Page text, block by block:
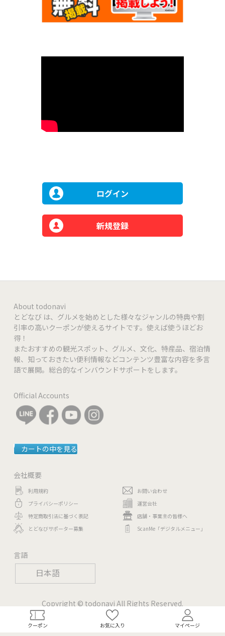
日本語
クーポン お気に入り マイページ
ログイン
新規登録
About todonavi
とどなび は、グルメを始めとした様々なジャンルの特典や割
引率の高いクーポンが使えるサイトです。使えば使うほどお
得！
またおすすめの観光スポット、グルメ、文化、特産品、宿泊情
報、知っておきたい便利情報などコンテンツ豊富な内容を多言
語で展開。総合的なインバウンドサポートをします。
Official Accounts
カートの中を見る
会社概要
利用規約
プライバシーポリシー
特定商取引法に基づく表記
とどなびサポーター募集
お問い合わせ
運営会社
店舗・事業主の皆様へ
ScanMe「デジタルメニュー」
言語
Copyright © todonavi All Rights Reserved.